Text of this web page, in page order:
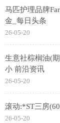
马匹护理品牌
金_每日头条
26-05-20
生意社棕榈油(
小 前沿资讯
26-05-20
滚动:*ST三房
26-05-20